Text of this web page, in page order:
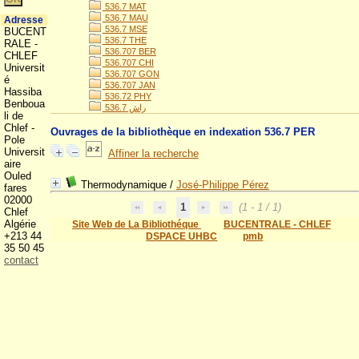
536.7 MAT
536.7 MAU
536.7 MSE
536.7 THE
536.707 BER
536.707 CHI
536.707 GON
536.707 JAN
536.72 PHY
536.راش 7
Ouvrages de la bibliothèque en indexation 536.7 PER
Affiner la recherche
Thermodynamique/ José-Philippe Pérez
1
(1 - 1 / 1)
Site Web de La Bibliothéque
BUCENTRALE - CHLEF
DSPACE UHBC
pmb
Adresse
BUCENT
RALE -
CHLEF
Universit
é
Hassiba
Benboua
li de
Chlef -
Pole
Universit
aire
Ouled
fares
02000
Chlef
Algérie
+213 44
35 50 45
contact